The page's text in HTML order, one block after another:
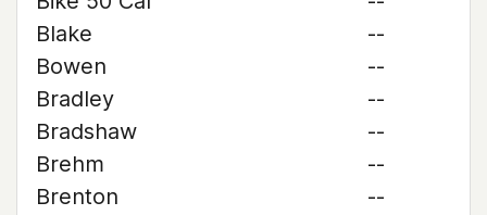
Blake
--
Bowen
--
Bradley
--
Bradshaw
--
Brehm
--
Brenton
--